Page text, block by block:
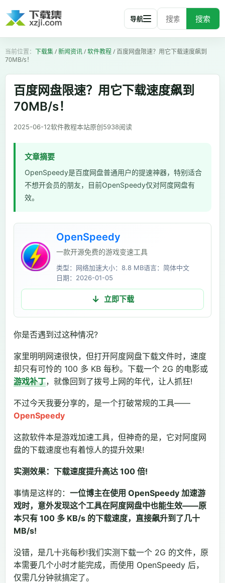
搜索
导航
下载集/新闻资讯/软件教程/百度网盘限速？用它下载速度飙到
70MB/s！
百度网盘限速？用它下载速度飙到
70MB/s！
2025-06-12软件教程本站原创5938阅读
文章摘要
OpenSpeedy是百度网盘普通用户的提速神器，特别适合
不想开会员的朋友，目前OpenSpeedy仅对阿度网盘有
效。
OpenSpeedy
一款开源免费的游戏变速工具
类型：网络加速大小：8.8 MB语言：简体中文
日期：2026-01-05
立即下载
你是否遇到过这种情况?
家里明明网速很快，但打开阿度网盘下载文件时，速度
却只有可怜的 100 多 KB 每秒。下载一个 2G 的电影或
游戏补丁，就像回到了拨号上网的年代，让人抓狂!
不过今天我要分享的，是一个打破常规的工具——
OpenSpeedy
这款软件本是游戏加速工具，但神奇的是，它对阿度网
盘的下载速度也有着惊人的提升效果!
实测效果：下载速度提升高达 100 倍!
事情是这样的： 一位博主在使用 OpenSpeedy 加速游
戏时，意外发现这个工具在阿度网盘中也能生效——原
本只有 100 多 KB/s 的下载速度，直接飙升到了几十
MB/s!
没错，是几十兆每秒!我们实测下载一个 2G 的文件，原
本需要几个小时才能完成，而使用 OpenSpeedy 后，
仅需几分钟就搞定了。